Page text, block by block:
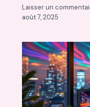
Laisser un
août 7, 2025